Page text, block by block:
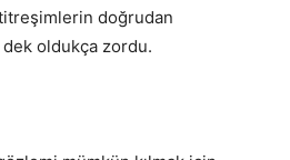
doğrudan
oldukça zordu.